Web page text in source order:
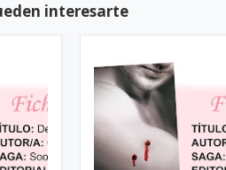
interesarte